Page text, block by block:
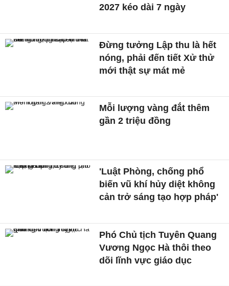
2027 kéo dài 7 ngày
Đừng tưởng Lập thu là hết
nóng, phải đến tiết Xử thử
mới thật sự mát mẻ
Mỗi lượng vàng đắt thêm
gần 2 triệu đồng
'Luật Phòng, chống phổ
biến vũ khí hủy diệt không
cản trở sáng tạo hợp pháp'
Phó Chủ tịch Tuyên Quang
Vương Ngọc Hà thôi theo
dõi lĩnh vực giáo dục